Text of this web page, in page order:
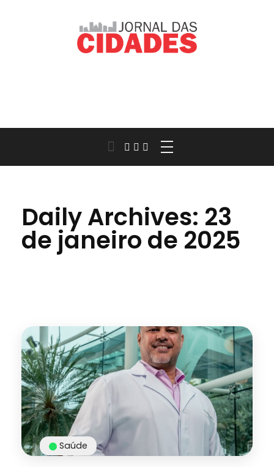
Daily Archives: 23
de janeiro de 2025
Saúde